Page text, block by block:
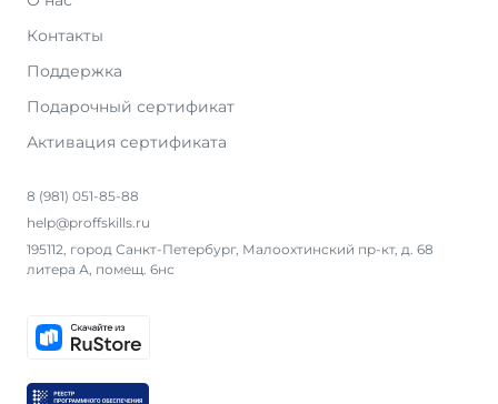
Контакты
Поддержка
Подарочный сертификат
Активация сертификата
8 (981) 051-85-88
help@proffskills.ru
195112, город Санкт-Петербург, Малоохтинский пр-кт, д. 68
литера А, помещ. 6нс